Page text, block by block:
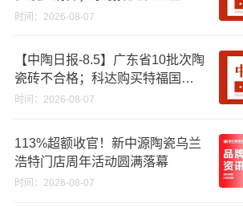
资期限；工信部开展建陶行业能
时间：2026-08-07
【中陶日报-8.5】广东省10批次陶
瓷砖不合格；科达购买特福国际
股份申请未通过；蒙娜丽莎5千万
破18亿元
时间：2026-08-07
113%超额收官！新中源陶瓷乌兰
浩特门店周年活动圆满落幕
时间：2026-08-07